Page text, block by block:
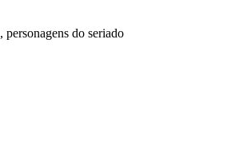
, personagens do seriado